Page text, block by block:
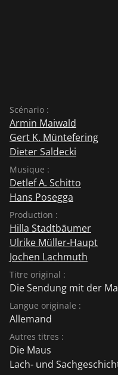
Scénario :
Armin Maiwald
Gert K. Müntefering
Dieter Saldecki
Musique :
Detlef A. Schitto
Hans Posegga
Production :
Hilla Stadtbäumer
Ulrike Müller-Haupt
Jochen Lachmuth
Titre original :
Die Sendung mit der
Langue originale :
Allemand
Autres titres :
Die Maus
Lach- und